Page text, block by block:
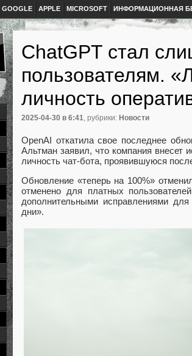
GOOGLE APPLE MICROSOFT ИНФОРМАЦИОННАЯ
ChatGPT стал
пользователям.
личность
2025-04-30 в 6:41, рубрики: Новости
OpenAI откатила свое последнее
Альтман заявил, что компания
личность чат-бота, проявившуюся
Обновление «теперь на 100%»
отменено для платных
дополнительными исправлениями
дни».